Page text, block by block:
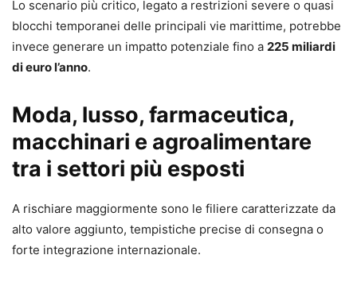
Lo scenario più critico, legato a restrizioni severe o quasi
blocchi temporanei delle principali vie marittime, potrebbe
invece generare un impatto potenziale fino a 225 miliardi
di euro l’anno.
Moda, lusso, farmaceutica,
macchinari e agroalimentare
tra i settori più esposti
A rischiare maggiormente sono le filiere caratterizzate da
alto valore aggiunto, tempistiche precise di consegna o
forte integrazione internazionale.